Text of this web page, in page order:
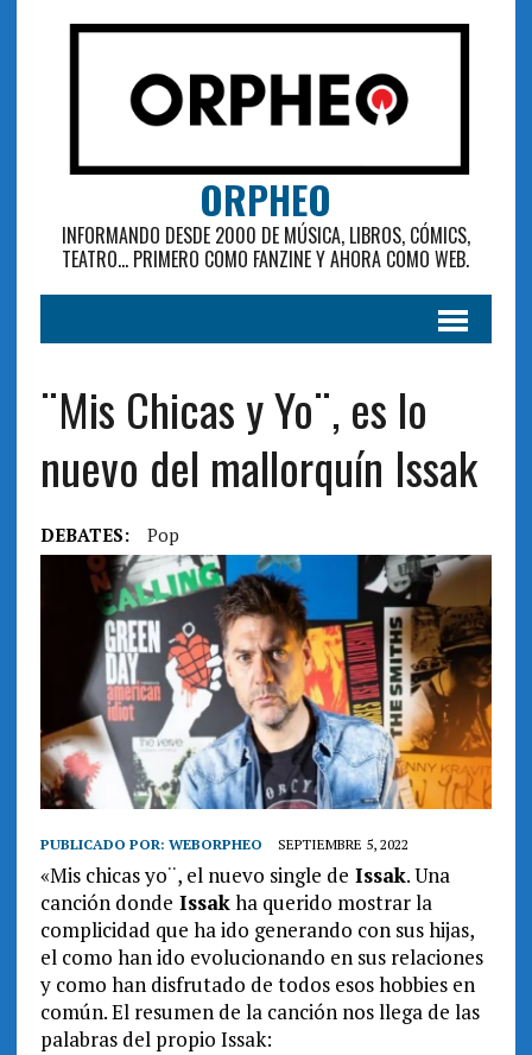
ORPHEO
INFORMANDO DESDE 2000 DE MÚSICA, LIBROS, CÓMICS,
TEATRO... PRIMERO COMO FANZINE Y AHORA COMO WEB.
¨Mis Chicas y Yo¨, es lo
nuevo del mallorquín Issak
DEBATES: Pop
PUBLICADO POR: WEBORPHEO SEPTIEMBRE 5, 2022
«Mis chicas yo¨, el nuevo single de Issak. Una
canción donde Issakha querido mostrar la
complicidad que ha ido generando con sus hijas,
el como han ido evolucionando en sus relaciones
y como han disfrutado de todos esos hobbies en
común. El resumen de la canción nos llega de las
palabras del propio Issak: